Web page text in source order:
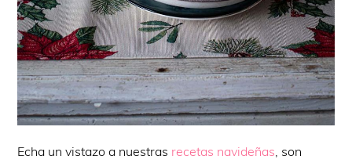
Echa un vistazo a nuestras recetas navideñas, son